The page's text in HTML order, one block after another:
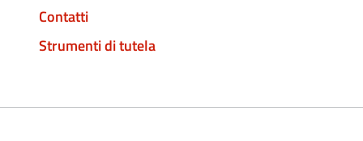
Contatti
Strumenti di tutela